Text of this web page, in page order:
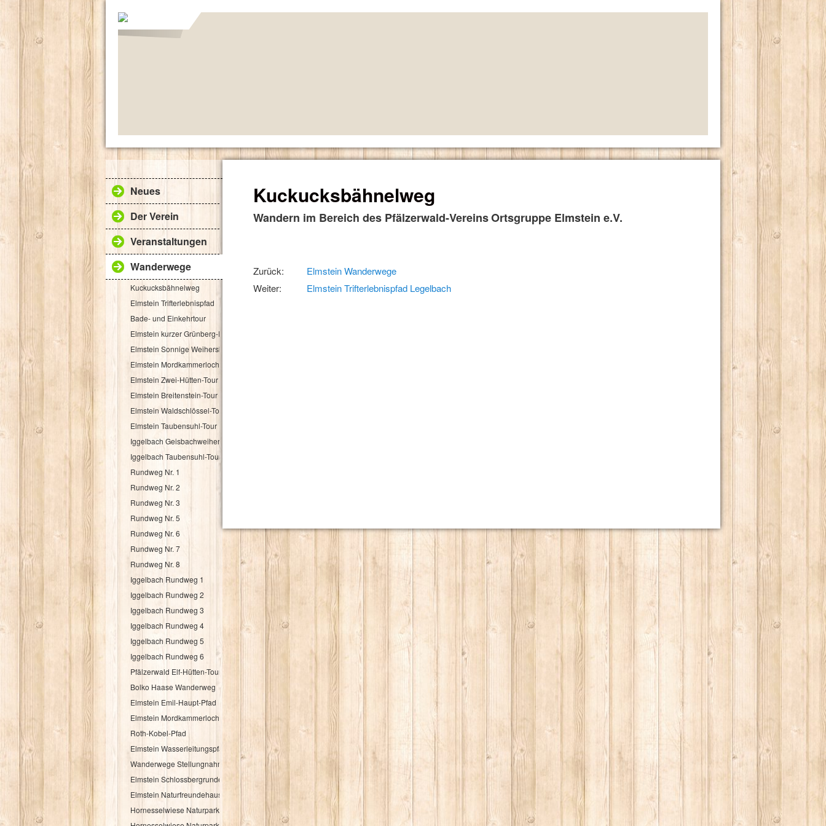
Neues
Der Verein
Veranstaltungen
Wanderwege
Kuckucksbähnelweg
Elmstein Trifterlebnispfad
Bade- und Einkehrtour
Elmstein kurzer Grünberg-Rundweg
Elmstein Sonnige Weihersbergrunde für Bähnelfahrer
Elmstein Mordkammerloch-Rundweg
Elmstein Zwei-Hütten-Tour
Elmstein Breitenstein-Tour
Elmstein Waldschlössel-Tour
Elmstein Taubensuhl-Tour
Iggelbach Geisbachweiher-Tour
Iggelbach Taubensuhl-Tour
Rundweg Nr. 1
Rundweg Nr. 2
Rundweg Nr. 3
Rundweg Nr. 5
Rundweg Nr. 6
Rundweg Nr. 7
Rundweg Nr. 8
Iggelbach Rundweg 1
Iggelbach Rundweg 2
Iggelbach Rundweg 3
Iggelbach Rundweg 4
Iggelbach Rundweg 5
Iggelbach Rundweg 6
Pfälzerwald Elf-Hütten-Tour
Bolko Haase Wanderweg
Elmstein Emil-Haupt-Pfad
Elmstein Mordkammerloch-Pfad
Roth-Kobel-Pfad
Elmstein Wasserleitungspfad
Wanderwege Stellungnahme
Elmstein Schlossbergrunde für Bähnelfahrer
Elmstein Naturfreundehausrunde für Bähnelfahrer
Hornesselwiese Naturpark Rundwanderweg 1
Kuckucksbähnelweg
Wandern im Bereich des Pfälzerwald-VereinsOrtsgruppe Elmstein e.V.
Zurück:
Elmstein Wanderwege
Weiter:
Elmstein Trifterlebnispfad Legelbach